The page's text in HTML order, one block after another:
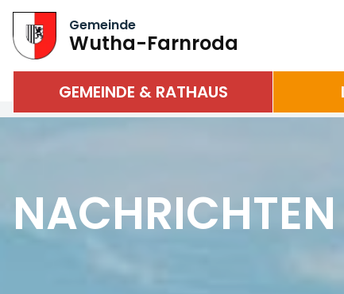
Gemeinde
Wutha-Farnroda
GEMEINDE & RATHAUS
NACHRICHTEN